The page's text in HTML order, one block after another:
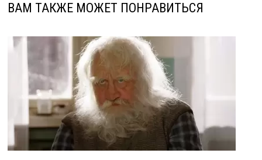
ВАМ ТАКЖЕ МОЖЕТ ПОНРАВИТЬСЯ